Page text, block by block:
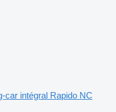
intégral Rapido NC